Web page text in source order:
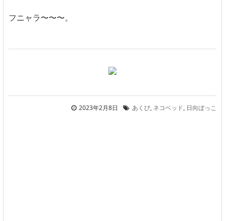
フニャラ〜〜〜。
2023年2月8日 あくび, ネコベッド, 日向ぼっこ